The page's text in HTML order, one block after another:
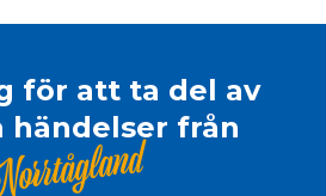
för att ta del av
händelser från